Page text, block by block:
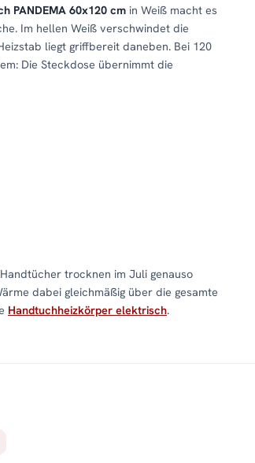
PANDEMA 60x120 cm in Weiß macht es
Im hellen Weiß verschwindet die
liegt griffbereit daneben. Bei 120
Die Steckdose übernimmt die
trocknen im Juli genauso
dabei gleichmäßig über die gesamte
Handtuchheizkörper elektrisch.